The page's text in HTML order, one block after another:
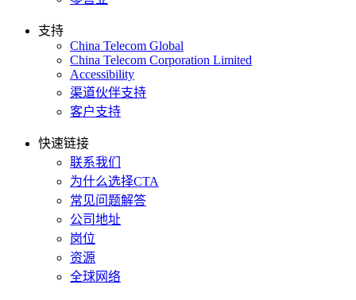
支持
China Telecom Global
China Telecom Corporation Limited
Accessibility
渠道伙伴支持
客户支持
快速链接
联系我们
为什么选择CTA
常见问题解答
公司地址
岗位
资源
全球网络